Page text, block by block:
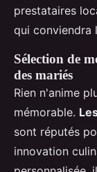
prestataires
qui conviendra
Sélection de
des mariés
Rien n'anime
mémorable.
sont réputés
innovation